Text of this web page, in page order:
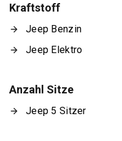
Kraftstoff
Jeep Benzin
Jeep Elektro
Anzahl Sitze
Jeep 5 Sitzer